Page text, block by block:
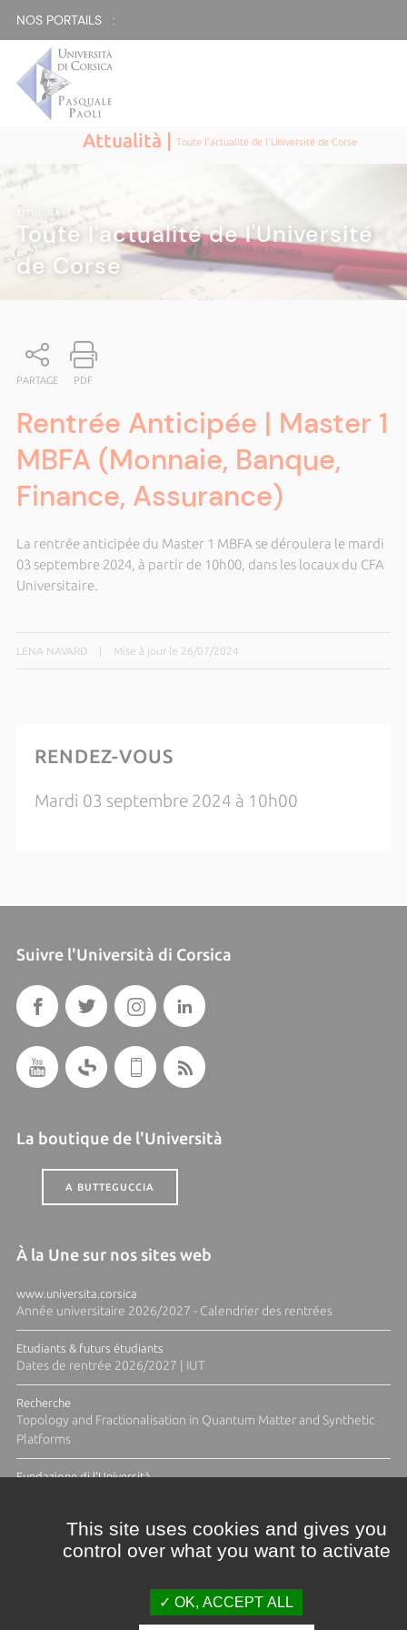
NOS PORTAILS :
Attualità |Toute l'actualité de l'Université de Corse
ATTUALITÀ|
Toute l'actualité de l'Université
de Corse
PARTAGE PDF
Rentrée Anticipée | Master 1
MBFA (Monnaie, Banque,
Finance, Assurance)
La rentrée anticipée du Master 1 MBFA se déroulera le mardi
03 septembre 2024, à partir de 10h00, dans les locaux du CFA
Universitaire.
LENA NAVARD Mise à jour le 26/07/2024
RENDEZ-VOUS
Mardi 03 septembre 2024 à 10h00
Suivre l'Università di Corsica
La boutique de l'Università
A BUTTEGUCCIA
À la Une sur nos sites web
www.universita.corsica
Année universitaire 2026/2027 - Calendrier des rentrées
Etudiants & futurs étudiants
Dates de rentrée 2026/2027 | IUT
Recherche
Topology and Fractionalisation in Quantum Matter and Synthetic
Platforms
Fundazione di l'Università
This site uses cookies and gives you
control over what you want to activate
OK, ACCEPT ALL